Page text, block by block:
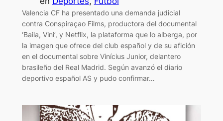
Valencia CF ha presentado una demanda judicial
contra Conspiraçao Films, productora del documental
‘Baila, Vini’, y Netflix, la plataforma que lo alberga, por
la imagen que ofrece del club español y de su afición
en el documental sobre Vinícius Junior, delantero
brasileño del Real Madrid. Según avanzó el diario
deportivo español AS y pudo confirmar…